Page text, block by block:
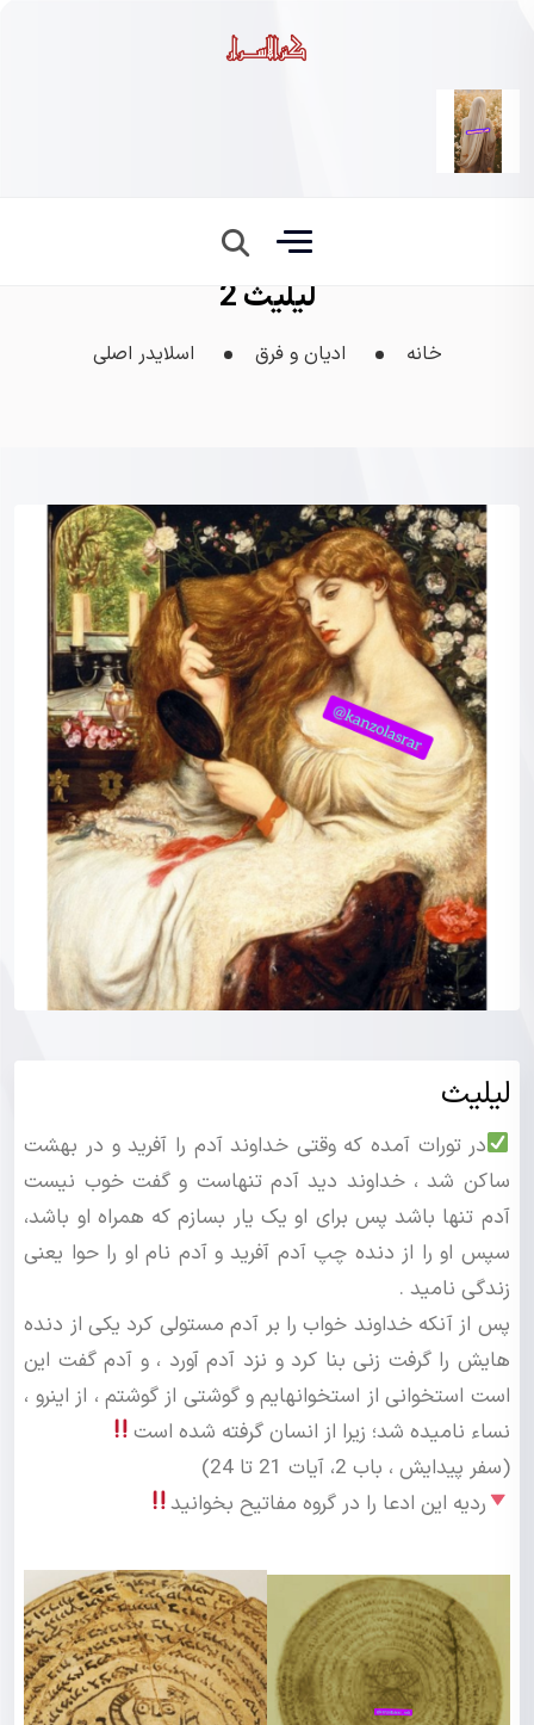
لیلیث 2
خانه ادیان و فرق اسلایدر اصلی
لیلیث
در تورات آمده که وقتى خداوند آدم را آفرید و در بهشت
ساکن شد ، خداوند دید آدم تنهاست و گفت خوب نیست
آدم تنها باشد پس براى او یک یار بسازم که همراه او باشد،
سپس او را از دنده چپ آدم آفرید و آدم نام او را حوا یعنى
زندگى نامید .
پس از آن‏که خداوند خواب را بر آدم مستولى کرد یکى از دنده
‏هایش را گرفت زنى بنا کرد و نزد آدم آورد ، و آدم گفت این
است استخوانى از استخوان‏هایم و گوشتى از گوشتم ، از این‏رو ،
نساء نامیده شد؛ زیرا از انسان گرفته شده است
(سفر پیدایش ، باب 2، آیات 21 تا 24)
ردیه این ادعا را در گروه مفاتیح بخوانید